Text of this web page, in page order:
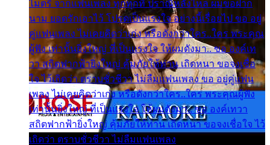
ไมตรี จากแฟนเพลง ทุกทุกที่ ปราณีหลั่งไหล ผมขอฝาก
นาม ยอดรักเอาไว้ โปรดเป็นแรงใจ อย่างนี้เรื่อยไป ขอ อยู่
คู่แฟนเพลง ไม่เคยคิดว่าเก่ง หรือดังกว่าใคร..ใคร พระคุณ
ผู้ฟัง เท่านั้นยิ่งใหญ่ ที่เป็นแรงใจ ให้ผมดังมา.. ขอ องค์เท
วา สถิตฟากฟ้ายิ่งใหญ่ คุ้มภัยให้ท่าน เถิดหนา ขอจงเชื่อ
ใจ ไว้เถิดว่า ตราบชั่วชีวา ไม่ลืมแฟนเพลง ขอ อยู่คู่แฟน
เพลง ไม่เคยคิดว่าเก่ง หรือดังกว่าใคร..ใคร พระคุณผู้ฟัง
เท่านั้นยิ่งใหญ่ ที่เป็นแรงใจ ให้ผมดังมา.. ขอ องค์เทวา
สถิตฟากฟ้ายิ่งใหญ่ คุ้มภัยให้ท่าน เถิดหนา ขอจงเชื่อใจ ไว้
เถิดว่า ตราบชั่วชีวา ไม่ลืมแฟนเพลง